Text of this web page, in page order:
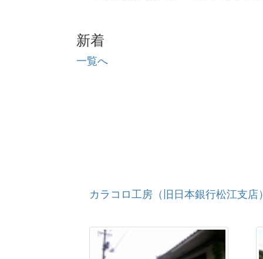
新着
一覧へ
カラコロ工房（旧日本銀行松江支店